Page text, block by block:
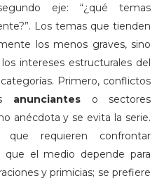
eje: “¿qué temas
Los temas que tienden
los menos graves, sino
intereses estructurales del
Primero, conflictos
anunciantes o sectores
anécdota y se evita la serie.
que requieren confrontar
el medio depende para
y primicias; se prefiere